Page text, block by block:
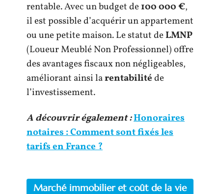
rentable. Avec un budget de100 000 €,
il est possible d’acquérir un appartement
ou une petite maison. Le statut deLMNP
(Loueur Meublé Non Professionnel) offre
des avantages fiscaux non négligeables,
améliorant ainsi larentabilitéde
l’investissement.
A découvrir également :Honoraires
notaires : Comment sont fixés les
tarifs en France ?
Marché immobilier et coût de la vie